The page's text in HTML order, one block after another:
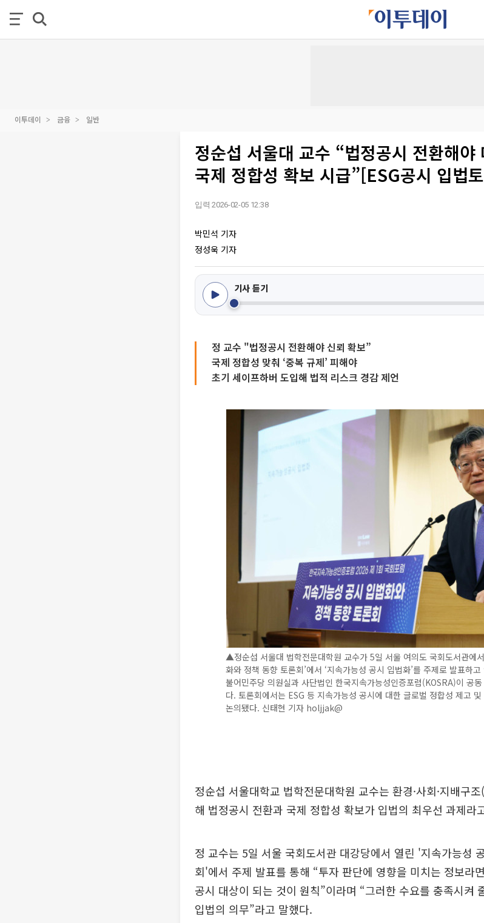
이투데이 금융 일반
정순섭 서울대 교수 “법정공시 전환해
국제 정합성 확보 시급”[ESG공시 입법
입력 2026-02-05 12:38
박민석 기자
정성욱 기자
기사 듣기
정 교수 "법정공시 전환해야 신뢰 확보”
국제 정합성 맞춰 ‘중복 규제’ 피해야
초기 세이프하버 도입해 법적 리스크 경감 제언
▲정순섭 서울대 법학전문대학원 교수가 5일 서울 여의도 국회도서관에
화와 정책 동향 토론회’에서 ‘지속가능성 공시 입법화’를 주제로 발표하
불어민주당 의원실과 사단법인 한국지속가능성인증포럼(KOSRA)이 공
다. 토론회에서는 ESG 등 지속가능성 공시에 대한 글로벌 정합성 제고
논의됐다. 신태현 기자 holjjak@
정순섭 서울대학교 법학전문대학원 교수는 환경·사회·지배구조(
해 법정공시 전환과 국제 정합성 확보가 입법의 최우선 과제라
정 교수는 5일 서울 국회도서관 대강당에서 열린 '지속가능성
회'에서 주제 발표를 통해 “투자 판단에 영향을 미치는 정보라
공시 대상이 되는 것이 원칙”이라며 “그러한 수요를 충족시켜
입법의 의무”라고 말했다.